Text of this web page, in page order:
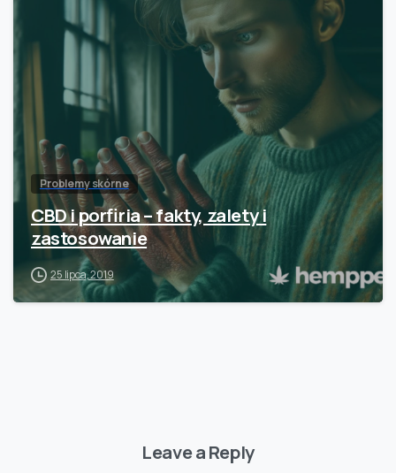
Problemy skórne
CBD i porfiria – fakty, zalety i
zastosowanie
25 lipca, 2019
Leave a Reply